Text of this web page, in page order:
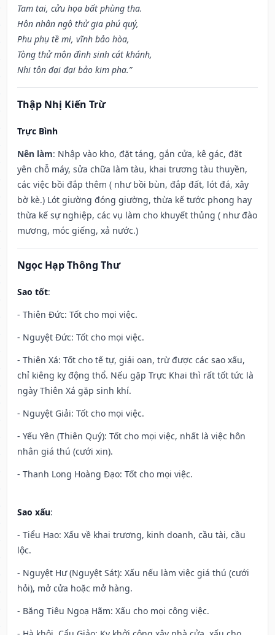
Tam tai, cửu họa bất phùng tha.
Hôn nhân ngộ thử gia phú quý,
Phu phụ tề mi, vĩnh bảo hòa,
Tòng thử môn đình sinh cát khánh,
Nhi tôn đại đại bảo kim pha.”
Thập Nhị Kiến Trừ
Trực Bình
Nên làm: Nhập vào kho, đặt táng, gắn cửa, kê gác, đặt
yên chỗ máy, sửa chữa làm tàu, khai trương tàu thuyền,
các việc bồi đắp thêm ( như bồi bùn, đắp đất, lót đá, xây
bờ kè.) Lót giường đóng giường, thừa kế tước phong hay
thừa kế sự nghiệp, các vụ làm cho khuyết thủng ( như đào
mương, móc giếng, xả nước.)
Ngọc Hạp Thông Thư
Sao tốt:
- Thiên Đức: Tốt cho mọi việc.
- Nguyệt Đức: Tốt cho mọi việc.
- Thiên Xá: Tốt cho tế tự, giải oan, trừ được các sao xấu,
chỉ kiêng kỵ động thổ. Nếu gặp Trực Khai thì rất tốt tức là
ngày Thiên Xá gặp sinh khí.
- Nguyệt Giải: Tốt cho mọi việc.
- Yếu Yên (Thiên Quý): Tốt cho mọi việc, nhất là việc hôn
nhân giá thú (cưới xin).
- Thanh Long Hoàng Đạo: Tốt cho mọi việc.
Sao xấu:
- Tiểu Hao: Xấu về khai trương, kinh doanh, cầu tài, cầu
lộc.
- Nguyệt Hư (Nguyệt Sát): Xấu nếu làm việc giá thú (cưới
hỏi), mở cửa hoặc mở hàng.
- Băng Tiêu Ngoạ Hãm: Xấu cho mọi công việc.